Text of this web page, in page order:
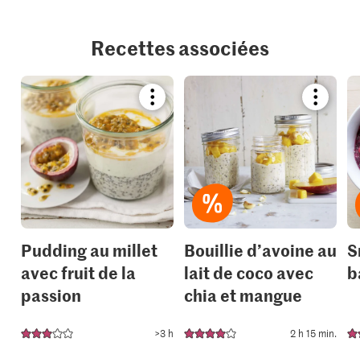
Recettes associées
Bookmark
recipe
or
add
it
to
your
collections.
Pudding au millet
avec fruit de la
passion
>3 h
recipe
add
it
to
your
Bouillie d’avoine au
lait de coco avec
chia et mangue
2 h 15 min.